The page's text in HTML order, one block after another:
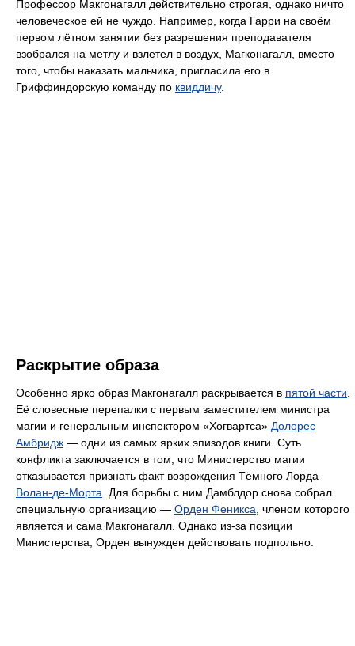
Профессор Макгонагалл действительно строгая, однако ничто
человеческое ей не чуждо. Например, когда Гарри на своём
первом лётном занятии без разрешения преподавателя
взобрался на метлу и взлетел в воздух, Магконагалл, вместо
того, чтобы наказать мальчика, пригласила его в
Гриффиндорскую команду по квиддичу.
Раскрытие образа
Особенно ярко образ Макгонагалл раскрывается в пятой части
Её словесные перепалки с первым заместителем министра
магии и генеральным инспектором «Хогвартса» Долорес
Амбридж — одни из самых ярких эпизодов книги. Суть
конфликта заключается в том, что Министерство магии
отказывается признать факт возрождения Тёмного Лорда
Волан-де-Морта . Для борьбы с ним Дамблдор снова собрал
специальную организацию — Орден Феникса , членом которого
является и сама Макгонагалл. Однако из-за позиции
Министерства, Орден вынужден действовать подпольно.